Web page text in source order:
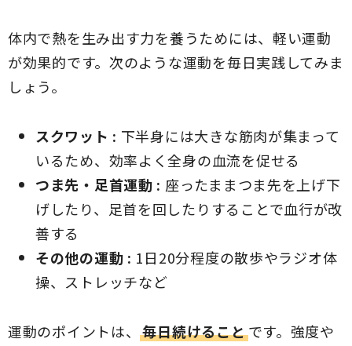
体内で熱を生み出す力を養うためには、軽い運動
が効果的です。次のような運動を毎日実践してみま
しょう。
スクワット : 下半身には大きな筋肉が集まって
いるため、効率よく全身の血流を促せる
つま先・足首運動 : 座ったままつま先を上げ下
げしたり、足首を回したりすることで血行が改
善する
その他の運動 : 1日20分程度の散歩やラジオ体
操、ストレッチなど
運動のポイントは、毎日続けることです。強度や